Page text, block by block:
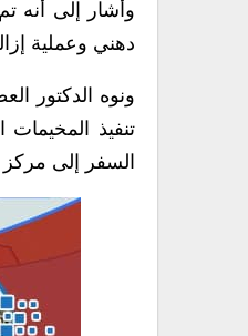
دهني وعملية
ونوه الدكتور
تنفيذ
السفر إلى مركز